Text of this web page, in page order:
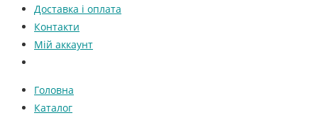
Доставка і оплата
Контакти
Мій аккаунт
Головна
Каталог